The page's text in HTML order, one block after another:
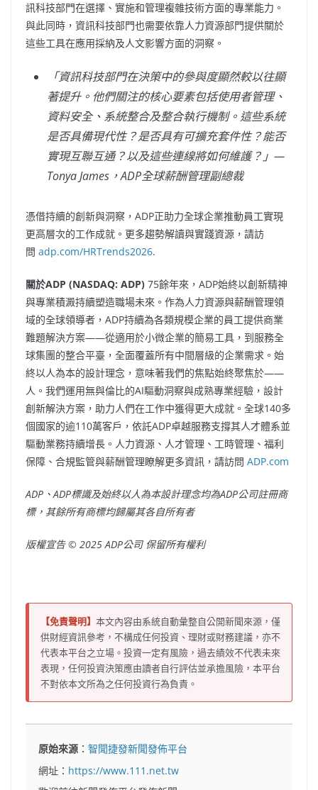
訊科技部門在選擇、實施和管理複雜技術方面的專業能力。
與此同時，資訊科技部門也需要依靠人力資源部門提供關於
這些工具在應用採納及人文影響方面的洞察。
「資訊科技部門在決策中的參與度顯然較以往顯
著提升。他們關注的核心要素包括使用者管理、
資料安全、系統整合及整合執行機制。這些系統
是否具備現代性？是否具有可擴充套件性？能否
實現互聯互通？以及這些連線將如何維護？ 」 —
Tonya James ，ADP全球薪酬管理副總裁
憑借持續的創新與洞察，ADP正助力全球企業推動員工實現
更高層次的工作成就。更多趨勢解讀與實踐資源，請訪
問 adp.com/HRTrends2026.
關於ADP (NASDAQ: ADP) 75餘年來，ADP始終以創新精神
與專業積澱持續塑造職場未來。作為人力資源與薪酬管理領
域的全球領導者，ADP持續為各類規模企業的員工提供商業
難題解決方案——從適用於小微企業的簡易工具，到服務全
球集團的整合平臺，全面覆蓋所有中間層級的企業需求。始
終以人為本的設計理念，意味著我們的焦點始終聚焦於——
人。我們運用無與倫比的AI驅動洞察與成熟專業經驗，設計
創新解決方案，助力人們在工作中獲得更大成就。全球140多
個國家的逾110萬客戶，依託ADP卓越服務支撐其人才體系並
驅動業務持續增長。人力資源、人才管理、工時管理、福利
保障、合規監管與薪酬管理瞭解更多資訊，請訪問 ADP.com
ADP 、ADP標識及始終以人為本設計理念均為ADP公司註冊商
標，其餘所有商標均歸屬其各自所有者
版權宣告 © 2025 ADP公司 保留所有權利
【免責聲明】 本文內容由系統自動彙整自公開新聞來源，僅
供財經資訊參考，不構成任何投資、理財或財務建議，亦不
代表本平台之立場。投資一定有風險，過去績效不代表未來
表現，任何投資決策應由讀者自行評估並承擔風險，本平台
不對依本文所為之任何投資行為負責。
原始來源 ：智聞捷發新聞發佈平台
網址： https://www.111.net.tw